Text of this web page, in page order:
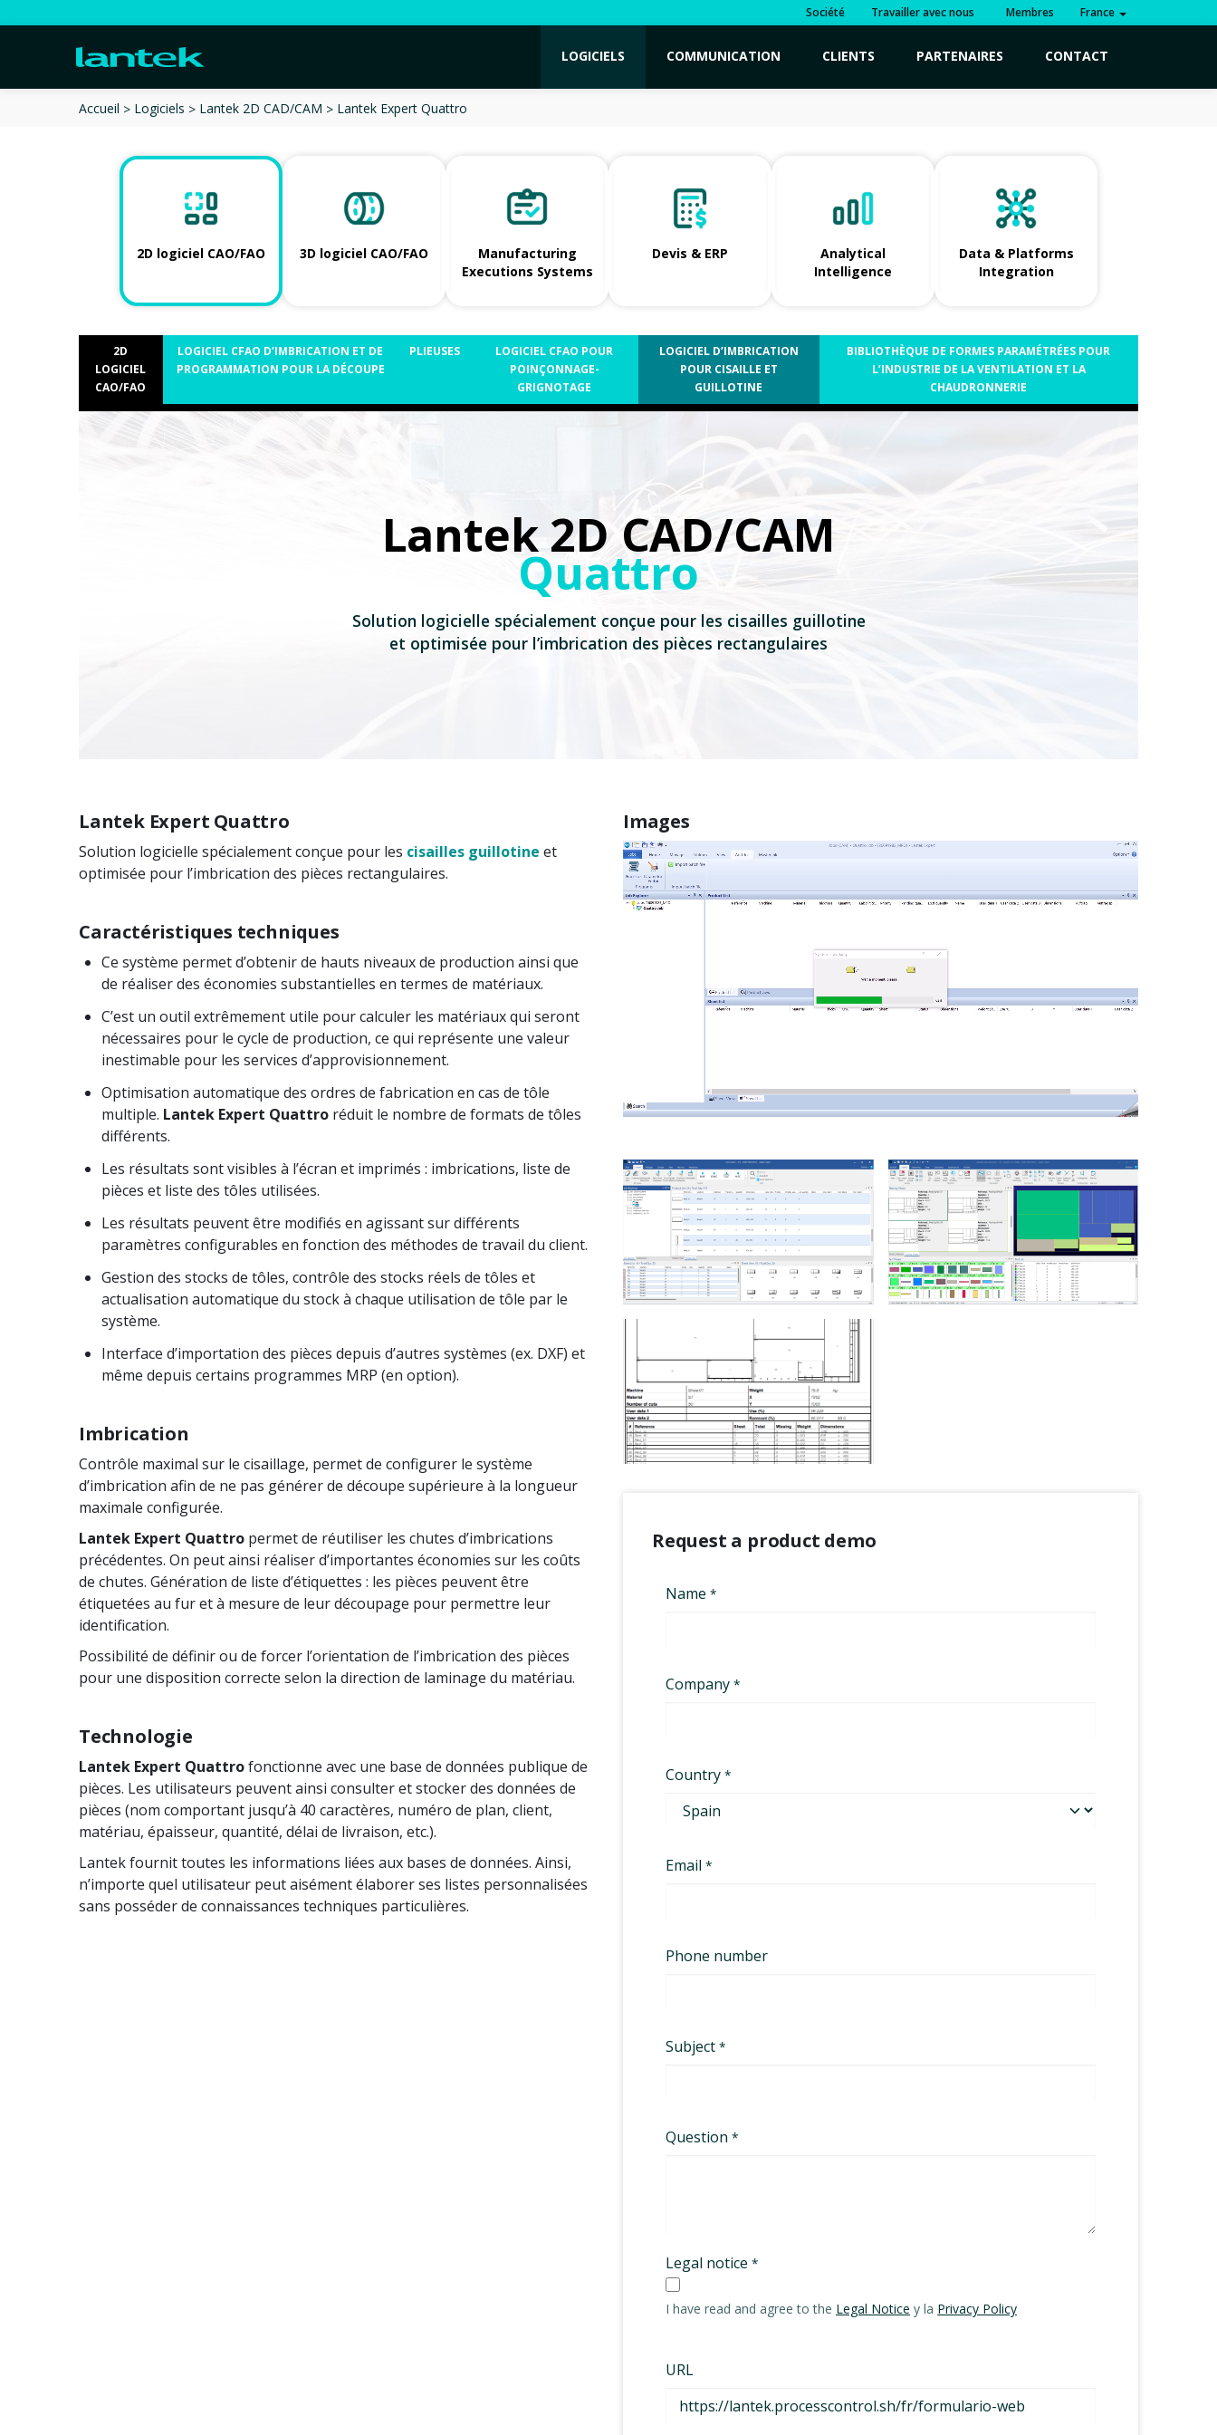
Société Travailler avec nous Membres France
LOGICIELS COMMUNICATION CLIENTS PARTENAIRES CONTACT
Accueil Logiciels Lantek 2D CAD/CAM Lantek Expert Quattro
2D logiciel CAO/FAO 3D logiciel CAO/FAO
Manufacturing
Executions Systems
Devis & ERP
Analytical
Intelligence
Data & Platforms
Integration
2D
LOGICIEL
CAO/FAO
LOGICIEL CFAO D’IMBRICATION ET DE
PROGRAMMATION POUR LA DÉCOUPE
PLIEUSES
LOGICIEL CFAO POUR
POINÇONNAGE-
GRIGNOTAGE
LOGICIEL D’IMBRICATION
POUR CISAILLE ET
GUILLOTINE
BIBLIOTHÈQUE DE FORMES PARAMÉTRÉES POUR
L’INDUSTRIE DE LA VENTILATION ET LA
CHAUDRONNERIE
Lantek 2D CAD/CAM
Quattro
Solution logicielle spécialement conçue pour les cisailles guillotine
et optimisée pour l’imbrication des pièces rectangulaires
Lantek Expert Quattro
Solution logicielle spécialement conçue pour les cisailles guillotine et
optimisée pour l’imbrication des pièces rectangulaires.
Caractéristiques techniques
Ce système permet d’obtenir de hauts niveaux de production ainsi que
de réaliser des économies substantielles en termes de matériaux.
C’est un outil extrêmement utile pour calculer les matériaux qui seront
nécessaires pour le cycle de production, ce qui représente une valeur
inestimable pour les services d’approvisionnement.
Optimisation automatique des ordres de fabrication en cas de tôle
multiple. Lantek Expert Quattro réduit le nombre de formats de tôles
différents.
Les résultats sont visibles à l’écran et imprimés : imbrications, liste de
pièces et liste des tôles utilisées.
Les résultats peuvent être modifiés en agissant sur différents
paramètres configurables en fonction des méthodes de travail du client.
Gestion des stocks de tôles, contrôle des stocks réels de tôles et
actualisation automatique du stock à chaque utilisation de tôle par le
système.
Interface d’importation des pièces depuis d’autres systèmes (ex. DXF) et
même depuis certains programmes MRP (en option).
Imbrication
Contrôle maximal sur le cisaillage, permet de configurer le système
d’imbrication afin de ne pas générer de découpe supérieure à la longueur
maximale configurée.
Lantek Expert Quattro permet de réutiliser les chutes d’imbrications
précédentes. On peut ainsi réaliser d’importantes économies sur les coûts
de chutes. Génération de liste d’étiquettes : les pièces peuvent être
étiquetées au fur et à mesure de leur découpage pour permettre leur
identification.
Possibilité de définir ou de forcer l’orientation de l’imbrication des pièces
pour une disposition correcte selon la direction de laminage du matériau.
Technologie
Lantek Expert Quattrofonctionne avec une base de données publique de
pièces. Les utilisateurs peuvent ainsi consulter et stocker des données de
pièces (nom comportant jusqu’à 40 caractères, numéro de plan, client,
matériau, épaisseur, quantité, délai de livraison, etc.).
Lantek fournit toutes les informations liées aux bases de données. Ainsi,
n’importe quel utilisateur peut aisément élaborer ses listes personnalisées
sans posséder de connaissances techniques particulières.
Images
Request a product demo